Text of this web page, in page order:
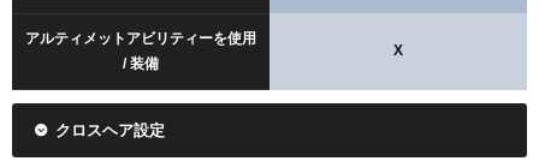
アルティメットアビリティーを使用
/ 装備
X
クロスヘア設定